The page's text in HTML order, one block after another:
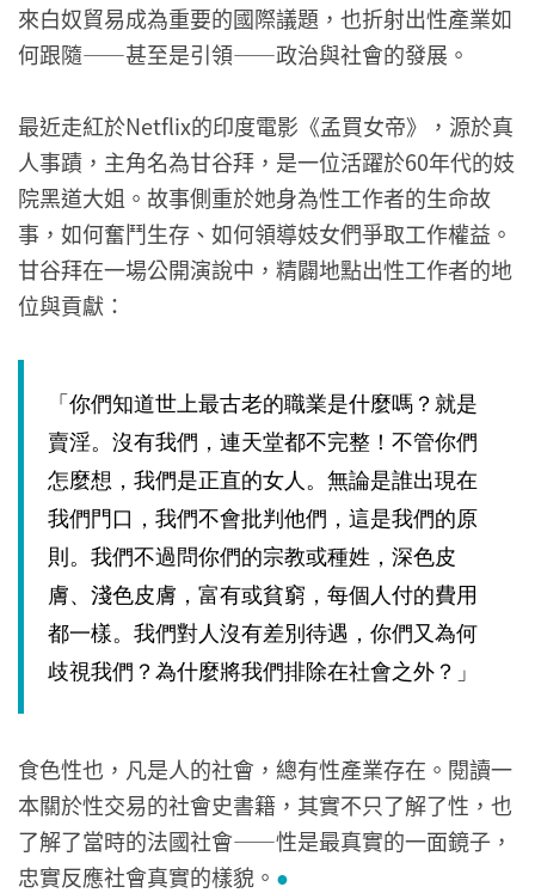
來白奴貿易成為重要的國際議題，也折射出性產業如
何跟隨——甚至是引領——政治與社會的發展。
最近走紅於Netflix的印度電影《孟買女帝》，源於真
人事蹟，主角名為甘谷拜，是一位活躍於60年代的妓
院黑道大姐。故事側重於她身為性工作者的生命故
事，如何奮鬥生存、如何領導妓女們爭取工作權益。
甘谷拜在一場公開演說中，精闢地點出性工作者的地
位與貢獻：
「你們知道世上最古老的職業是什麼嗎？就是
賣淫。沒有我們，連天堂都不完整！不管你們
怎麼想，我們是正直的女人。無論是誰出現在
我們門口，我們不會批判他們，這是我們的原
則。我們不過問你們的宗教或種姓，深色皮
膚、淺色皮膚，富有或貧窮，每個人付的費用
都一樣。我們對人沒有差別待遇，你們又為何
歧視我們？為什麼將我們排除在社會之外？」
食色性也，凡是人的社會，總有性產業存在。閱讀一
本關於性交易的社會史書籍，其實不只了解了性，也
了解了當時的法國社會——性是最真實的一面鏡子，
忠實反應社會真實的樣貌。 ●